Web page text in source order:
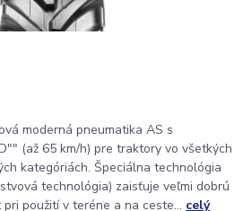
moderná pneumatika AS s
(až 65 km/h) pre traktory vo všetkých
kategóriách. Špeciálna technológia
technológia) zaisťuje veľmi dobrú
použití v teréne a na ceste... celý